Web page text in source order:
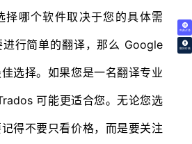
免费试译
翻译价格
择哪个软件取决于您的具体需
行简单的翻译，那么 Google
选择。如果您是一名翻译专业
可能更适合您。无论您选
得不要只看价格，而是要关注